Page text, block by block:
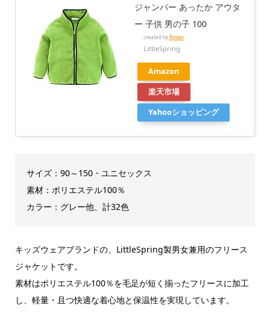
ジャンパー あったか アウタ
ー 子供 男の子 100
created byRinker
LittleSpring
Amazon
楽天市場
Yahooショッピング
サイズ：90～150・ユニセックス
素材：ポリエステル100％
カラー：グレー他、計32色
キッズウェアブランドの、 LittleSpring製男女兼用のフリース
ジャケットです。
素材はポリエステル100％を毛足が短く揃ったフリースに加工
し、軽量・且つ快適な着心地と保温性を実現しています。